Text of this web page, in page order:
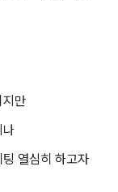
지만
나
열심히 하고자